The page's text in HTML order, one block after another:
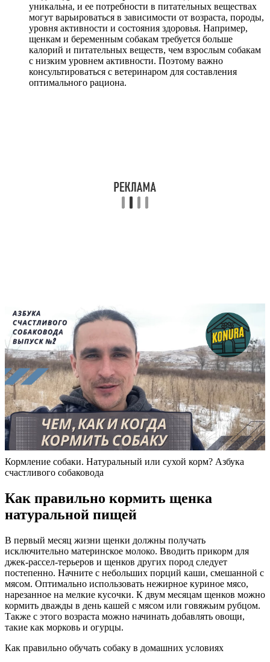
уникальна, и ее потребности в питательных веществах
могут варьироваться в зависимости от возраста, породы,
уровня активности и состояния здоровья. Например,
щенкам и беременным собакам требуется больше
калорий и питательных веществ, чем взрослым собакам
с низким уровнем активности. Поэтому важно
консультироваться с ветеринаром для составления
оптимального рациона.
Кормление собаки. Натуральный или сухой корм? Азбука
счастливого собаковода
Как правильно кормить щенка
натуральной пищей
В первый месяц жизни щенки должны получать
исключительно материнское молоко. Вводить прикорм для
джек-рассел-терьеров и щенков других пород следует
постепенно. Начните с небольших порций каши, смешанной с
мясом. Оптимально использовать нежирное куриное мясо,
нарезанное на мелкие кусочки. К двум месяцам щенков можно
кормить дважды в день кашей с мясом или говяжьим рубцом.
Также с этого возраста можно начинать добавлять овощи,
такие как морковь и огурцы.
Как правильно обучать собаку в домашних условиях